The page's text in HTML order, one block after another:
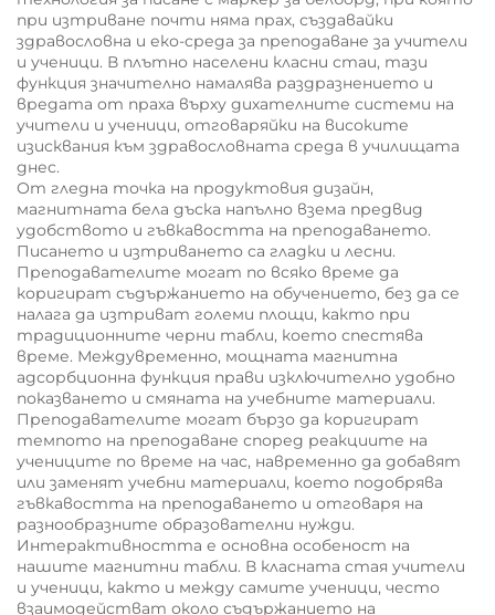
при изтриване почти няма прах, създавайки
здравословна и еко-среда за преподаване за учители
и ученици. В плътно населени класни стаи, тази
функция значително намалява раздразнението и
вредата от праха върху дихателните системи на
учители и ученици, отговаряйки на високите
изисквания към здравословната среда в училищата
днес.
От гледна точка на продуктовия дизайн,
магнитната бела дъска напълно взема предвид
удобството и гъвкавостта на преподаването.
Писането и изтриването са гладки и лесни.
Преподавателите могат по всяко време да
коригират съдържанието на обучението, без да се
налага да изтриват големи площи, както при
традиционните черни табли, което спестява
време. Междувременно, мощната магнитна
адсорбционна функция прави изключително удобно
показването и смяната на учебните материали.
Преподавателите могат бързо да коригират
темпото на преподаване според реакциите на
учениците по време на час, навременно да добавят
или заменят учебни материали, което подобрява
гъвкавостта на преподаването и отговаря на
разнообразните образователни нужди.
Интерактивността е основна особеност на
нашите магнитни табли. В класната стая учители
и ученици, както и между самите ученици, често
взаимодействат около съдържанието на